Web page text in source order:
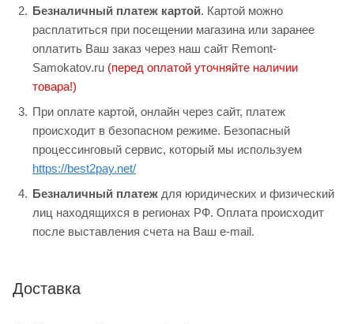
Безналичный платеж картой. Картой можно
расплатиться при посещении магазина или заранее
оплатить Ваш заказ через наш сайт Remont-
Samokatov.ru (перед оплатой уточняйте наличии
товара!)
При оплате картой, онлайн через сайт, платеж
происходит в безопасном режиме. Безопасный
процессинговый сервис, который мы используем
https://best2pay.net/
Безналичный платеж для юридических и физический
лиц находящихся в регионах РФ. Оплата происходит
после выставления счета на Ваш e-mail.
Доставка